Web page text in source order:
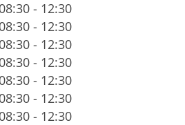
08:30 - 12:30
08:30 - 12:30
08:30 - 12:30
08:30 - 12:30
08:30 - 12:30
08:30 - 12:30
08:30 - 12:30